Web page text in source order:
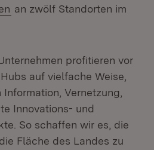
(Öffnet in neuem Fenster)
an zwölf Standorten im
profitieren vor
auf vielfache Weise,
Vernetzung,
Innovations- und
So schaffen wir es, die
in neuem Fenster)
Fläche des Landes zu